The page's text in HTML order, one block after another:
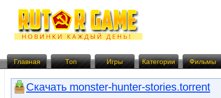
Главная Топ Игры Категории Фильмы
Скачать monster-hunter-stories.torrent